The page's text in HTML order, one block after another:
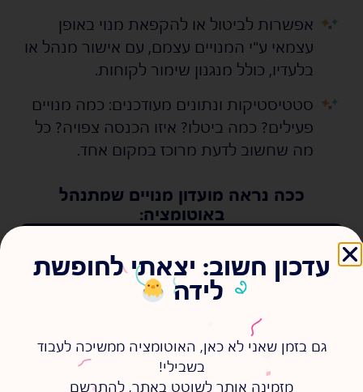
אפשרות לביטול או להקפאת מנוי באופן
עצמאי ע"י המנויים עצמם, עם אישור מנהל או
בלעדיו, כולל מנגנון שימור לקוחות.
סטטיסטיקות ונתונים מעודכנים: כמה מנויים
פעילים? כמה ביטלו? איזו הכנסה צפויה? כל
מה שחשוב לדעת מרוכז במקום אחד.
ככה נראה מועדון מנויים שמתנהל
באוטומציה:
רוצה לנהל את מועדון המנויים שלך בקלות
עדכון חשוב: יצאתי לחופשת
לידה
גם בזמן שאני לא כאן, האוטומציה ממשיכה לעבוד
בשבילי!
מזמינה אותך לשוטט באתר, להתרשם